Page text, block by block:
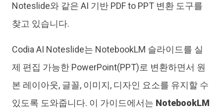
Noteslide와 같은 AI 기반 PDF to PPT 변환 도구를
찾고 있습니다.
Codia AI Noteslide는 NotebookLM 슬라이드를 실
제 편집 가능한 PowerPoint(PPT)로 변환하면서 원
본 레이아웃, 글꼴, 이미지, 디자인 요소를 유지할 수
있도록 도와줍니다. 이 가이드에서는 NotebookLM